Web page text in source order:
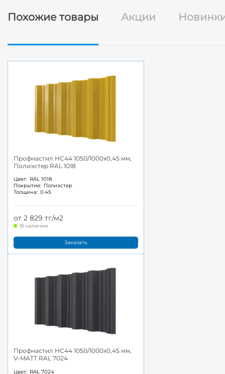
Похожие товары Акции
Профнастил НС44 1050/1000x0,45 мм,
Полиэстер RAL 1018
Цвет: RAL 1018
Покрытие: Полиэстер
Толщина: 0.45
от 2 829 тг/м2
В наличии
Заказать
Профнастил НС44 1050/1000x0,45 мм,
V-MATT RAL 7024
Цвет: RAL 7024